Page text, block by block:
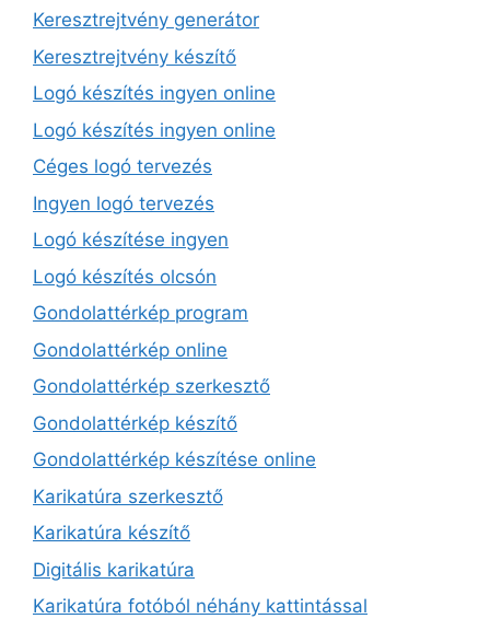
Keresztrejtvény generátor
Keresztrejtvény készítő
Logó készítés ingyen online
Logó készítés ingyen online
Céges logó tervezés
Ingyen logó tervezés
Logó készítése ingyen
Logó készítés olcsón
Gondolattérkép program
Gondolattérkép online
Gondolattérkép szerkesztő
Gondolattérkép készítő
Gondolattérkép készítése online
Karikatúra szerkesztő
Karikatúra készítő
Digitális karikatúra
Karikatúra fotóból néhány kattintással